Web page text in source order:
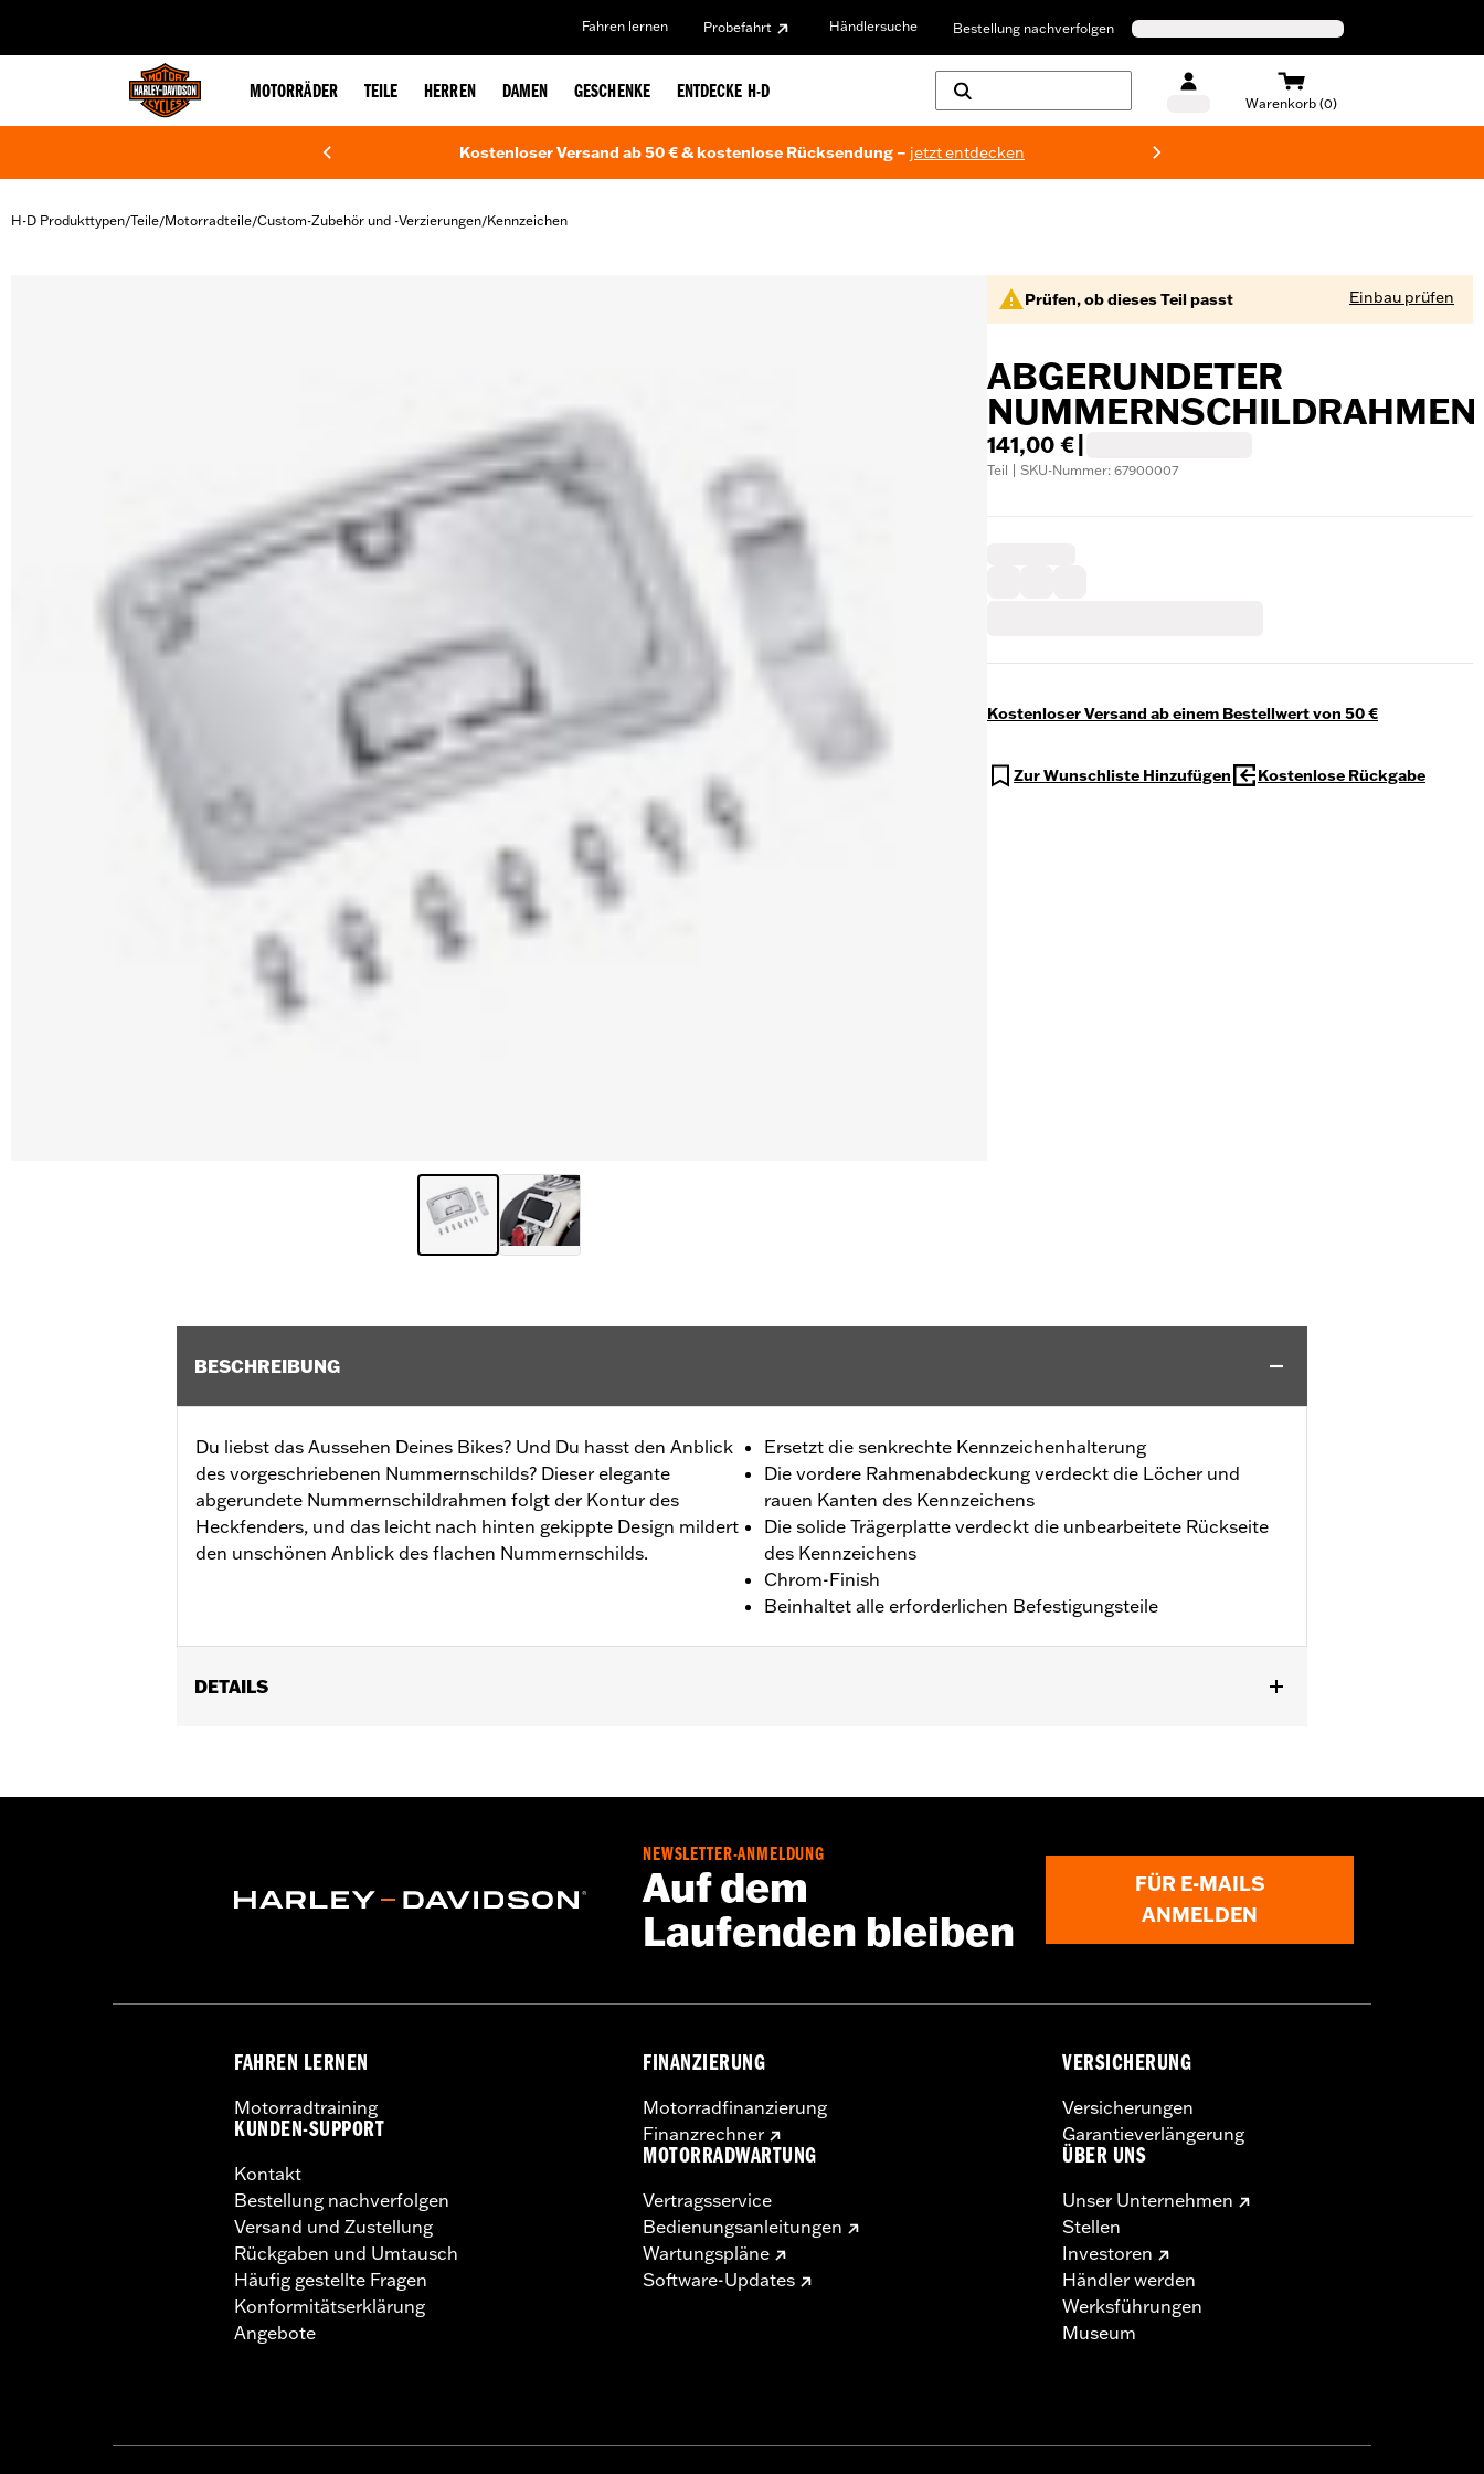
Fahren lernen Probefahrt Händlersuche Bestellung nachverfolgen
MOTORRÄDER TEILE HERREN DAMEN GESCHENKE ENTDECKE H-D
Warenkorb (0)
Kostenloser Versand ab 50 € & kostenlose Rücksendung – jetzt entdecken
H-D Produkttypen/Teile/Motorradteile/Custom-Zubehör und -Verzierungen/Kennzeichen
Prüfen, ob dieses Teil passt Einbau prüfen
ABGERUNDETER
NUMMERNSCHILDRAHMEN
141,00 €
Teil | SKU-Nummer: 67900007
Kostenloser Versand ab einem Bestellwert von 50 €
Zur Wunschliste Hinzufügen Kostenlose Rückgabe
BESCHREIBUNG
Du liebst das Aussehen Deines Bikes? Und Du hasst den Anblick
des vorgeschriebenen Nummernschilds? Dieser elegante
abgerundete Nummernschildrahmen folgt der Kontur des
Heckfenders, und das leicht nach hinten gekippte Design mildert
den unschönen Anblick des flachen Nummernschilds.
Ersetzt die senkrechte Kennzeichenhalterung
Die vordere Rahmenabdeckung verdeckt die Löcher und
rauen Kanten des Kennzeichens
Die solide Trägerplatte verdeckt die unbearbeitete Rückseite
des Kennzeichens
Chrom-Finish
Beinhaltet alle erforderlichen Befestigungsteile
DETAILS
Position auf Motorrad:Hinten
NEWSLETTER-ANMELDUNG
Auf dem
Laufenden bleiben
FÜR E-MAILS
ANMELDEN
FAHREN LERNEN
Motorradtraining
KUNDEN-SUPPORT
Kontakt
Bestellung nachverfolgen
Versand und Zustellung
Rückgaben und Umtausch
Häufig gestellte Fragen
Konformitätserklärung
Angebote
FINANZIERUNG
Motorradfinanzierung
Finanzrechner
MOTORRADWARTUNG
Vertragsservice
Bedienungsanleitungen
Wartungspläne
Software-Updates
VERSICHERUNG
Versicherungen
Garantieverlängerung
ÜBER UNS
Unser Unternehmen
Stellen
Investoren
Händler werden
Werksführungen
Museum